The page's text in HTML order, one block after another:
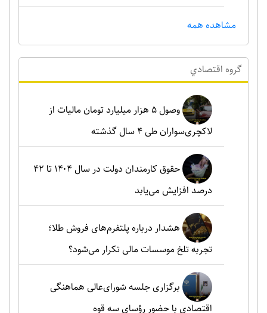
مشاهده همه
گروه اقتصادي
وصول ۵ هزار میلیارد تومان مالیات از
لاکچری‌سواران طی ۴ سال گذشته
حقوق کارمندان دولت در سال ۱۴۰۴ تا ۴۲
درصد افزایش می‌یابد
هشدار درباره پلتفرم‌های فروش طلا؛
تجربه تلخ موسسات مالی تکرار می‌شود؟
برگزاری جلسه شورای‌عالی هماهنگی
اقتصادی با حضور رؤسای سه قوه